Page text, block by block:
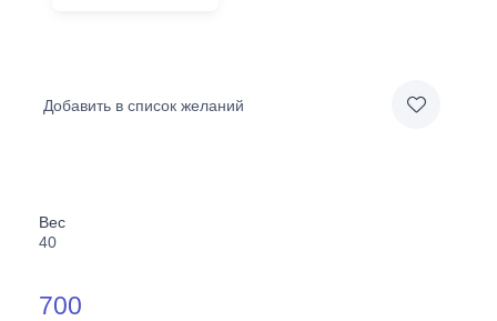
Добавить в список желаний
Вес
40
700